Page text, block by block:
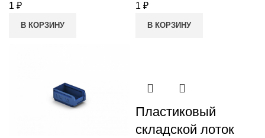
1 ₽
В КОРЗИНУ
1 ₽
В КОРЗИНУ
Пластиковый
складской лоток